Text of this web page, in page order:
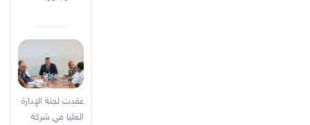
عقدت لجنة الإدارة
العليا في شركة